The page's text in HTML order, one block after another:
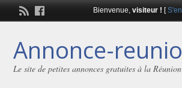
Bienvenue, visiteur ! [
Annonce-
Le site de petites annonces gratuites à la Réunion